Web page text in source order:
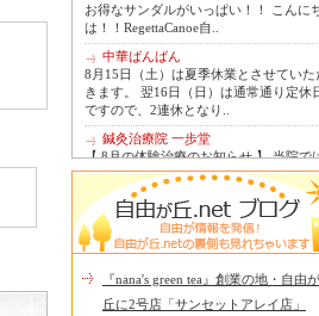
お得なサンダルがいっぱい！！ こんに
は！！RegettaCanoe自..
中華ばんばん
8月15日（土）は夏季休業とさせていた
きます。 翌16日（日）は通常通り定休
ですので、2連休となり..
鍼灸治療院 一歩堂
【 8月の体験治療のお知らせ 】 当院で
毎月第1月曜日を体験dayとし、当院の
術をお得に体験し..
Le Monde Gourmand
今年も南アルプス @sachiblueberryfarm
ら美味しいブルーベリーが😋
https://www.instagram.com/sachi..
tomoru
『nana's green tea』創業の地・自由が
丘に2号店「サンセットアレイ店」